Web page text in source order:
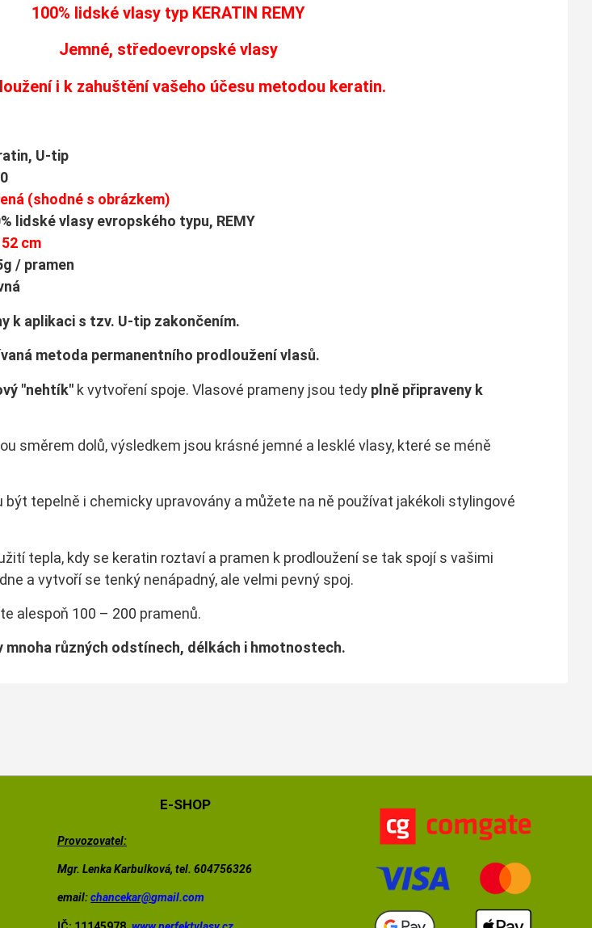
100% lidské vlasy typ KERATIN REMY
Jemné, středoevropské vlasy
i k zahuštění vašeho účesu metodou keratin.
U-tip
(shodné s obrázkem)
evropského typu, REMY
cm
k aplikaci s tzv. U-tip zakončením.
metoda permanentního prodloužení vlasů.
"nehtík" k vytvoření spoje. Vlasové prameny jsou tedy plně připraveny k
směrem dolů, výsledkem jsou krásné jemné a lesklé vlasy, které se méně
tepelně i chemicky upravovány a můžete na ně používat jakékoli stylingové
tepla, kdy se keratin roztaví a pramen k prodloužení se tak spojí s vašimi
a vytvoří se tenký nenápadný, ale velmi pevný spoj.
alespoň 100 – 200 pramenů.
mnoha různých odstínech, délkách i hmotnostech.
E-SHOP
Provozovatel:
Mgr. Lenka Karbulková, tel. 604756326
email:chancekar@gmail.com